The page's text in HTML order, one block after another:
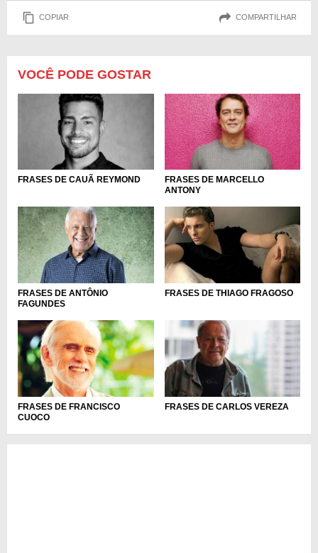
COPIAR COMPARTILHAR
VOCÊ PODE GOSTAR
FRASES DE CAUÃ REYMOND
FRASES DE MARCELLO
ANTONY
FRASES DE ANTÔNIO
FAGUNDES
FRASES DE THIAGO FRAGOSO
FRASES DE FRANCISCO
CUOCO
FRASES DE CARLOS VEREZA